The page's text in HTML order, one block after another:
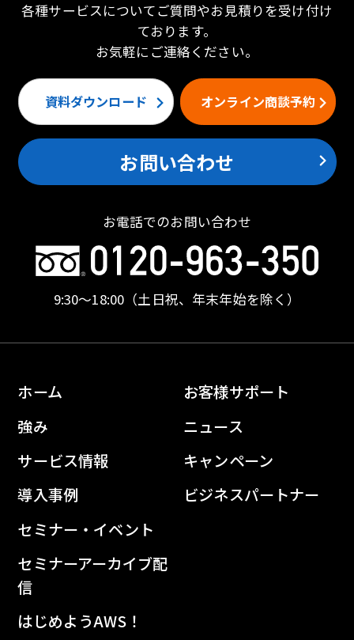
各種サービスについてご質問やお見積りを受け付け
ております。
お気軽にご連絡ください。
資料ダウンロード オンライン商談予約
お問い合わせ
お電話でのお問い合わせ
9:30〜18:00 （土日祝、年末年始を除く）
ホーム
強み
サービス情報
導入事例
セミナー・イベント
セミナーアーカイブ配
信
はじめようAWS！
お客様サポート
ニュース
キャンペーン
ビジネスパートナー